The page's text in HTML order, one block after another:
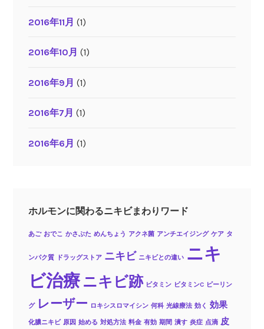
2016年11月 (1)
2016年10月 (1)
2016年9月 (1)
2016年7月 (1)
2016年6月 (1)
ホルモンに関わるニキビまわりワード
あご おでこ かさぶた めんちょう アクネ菌 アンチエイジング ケア タ
ンパク質 ドラッグストア ニキビ ニキビとの違い ニキ
ビ治療 ニキビ跡 ビタミン ビタミンC ピーリン
グ レーザー ロキシスロマイシン 何科 光線療法 効く 効果
化膿ニキビ 原因 始める 対処方法 料金 有効 期間 潰す 炎症 点滴 皮